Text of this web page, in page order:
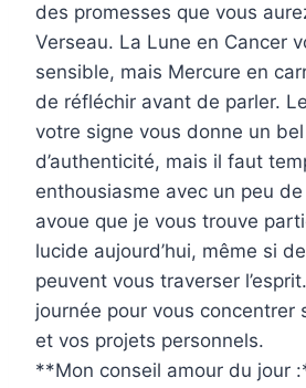
des promesses que vous
Verseau. La Lune en Cancer
sensible, mais Mercure en
de réfléchir avant de parler.
votre signe vous donne un
d’authenticité, mais il faut
enthousiasme avec un peu
avoue que je vous trouve
lucide aujourd’hui, même si
peuvent vous traverser
journée pour vous concentrer
et vos projets personnels.
**Mon conseil amour du jour